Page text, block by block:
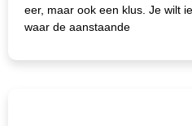
eer, maar ook een klus. Je wilt
waar de aanstaande